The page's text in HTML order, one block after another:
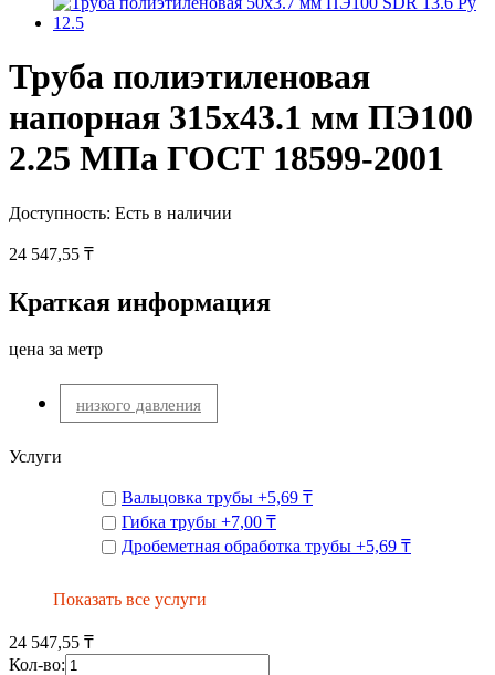
Труба полиэтиленовая
напорная 315х43.1 мм ПЭ100
2.25 МПа ГОСТ 18599-2001
Доступность: Есть в наличии
24 547,55 ₸
Краткая информация
цена за метр
низкого давления
Услуги
Вальцовка трубы +5,69 ₸
Гибка трубы +7,00 ₸
Дробеметная обработка трубы +5,69 ₸
Показать все услуги
24 547,55 ₸
Кол-во: